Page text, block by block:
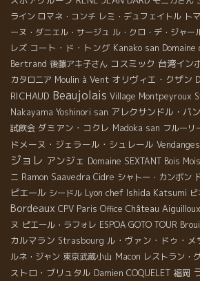
ライン ロマネ・コンチ レミ・デュフェイトル ト
ーヌ・ダニエル・サージュ ル・クロ・デ・ジャー
レズ コート・ド・トング Kanako san
Bertrand 後藤アキ子さん コスミック 台湾イン
カタロニア Moulin à Vent オリヴィエ・クザン
RICHAUD Beaujolais Village Montpeyroux
Nakayama Yoshinori san アレクサンドル・バン
試飲会 ダミアン・コクレ Madoka san フルーリ
ドメーヌ・ジェラール・シュレール
ジョレ アンジェ Domaine SEXTANT Bois
ニ Ramon Saavedra Cidre シャトー・カンボン
ピエール シードル Lyon chef Ishida Katsumi
Bordeaux CPV Paris Office Château Aiguilloux
ヌ ピエール・ラフォレ ESPOA GOTO TOUR
カルマラン Strasbourg ル・ヴァン・ドゥ・メ
ルネ・ジャン 東京武蔵小山 Macon レストラン・
ストロ・ブリュタル Damien COQUELET 福岡